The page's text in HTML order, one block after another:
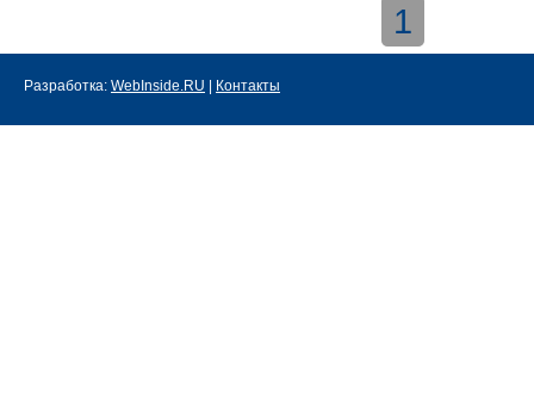
1
Разработка: WebInside.RU Контакты